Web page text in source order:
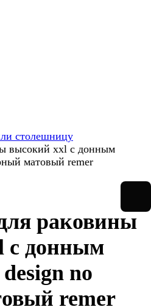
столешницу
высокий xxl с донным
матовый remer
раковины
с донным
no
remer